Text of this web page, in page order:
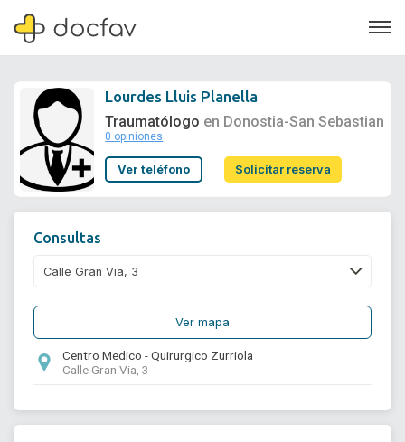
Soporte
Lourdes Lluis Planella
Traumatólogo en Donostia-San Sebastian
0 opiniones
Ver teléfono Solicitar reserva
Consultas
Ver mapa
Centro Medico - Quirurgico Zurriola
Calle Gran Via, 3